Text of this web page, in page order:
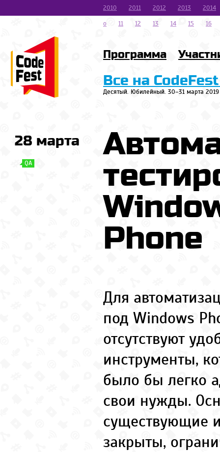
2010 2011 2012 2013
2014
o
11 12 13 14 15 16
Программа
Все на
Десятый. Юбилейный. 30–31 марта 2019
28 марта
QA
Phone
Для
под Windows
отсутствуют
инструменты,
было бы легко
свои нужды.
существующие
закрыты,